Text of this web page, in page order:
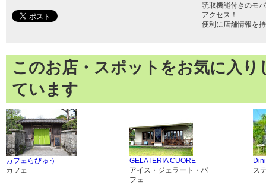
読取機能付きのモ
アクセス！
便利に店舗情報を
このお店・スポットをお気に入
ています
カフェらびゅう
カフェ
GELATERIA CUORE
アイス・ジェラート・パ
フェ
ス